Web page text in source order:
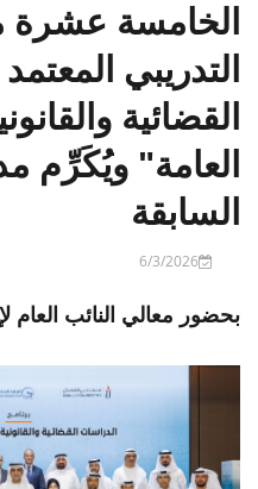
الخامسة عشرة
التدريبي
القضائية
العامة" ويُكَرِّم
السابقة
6/3/2026
بحضور معالي النائب العام